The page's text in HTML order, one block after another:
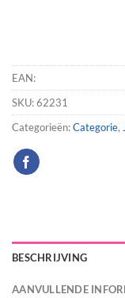
EAN:
SKU:62231
Categorieën:Categorie,
BESCHRIJVING
AANVULLENDE